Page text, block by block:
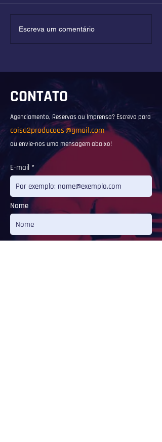
Entrevista para a Rádio
Studio FKM
Escreva um comentário
CONTATO
Agenciamento, Reservas ou Imprensa? Escreva para
coisa2producoes@gmail.com
ou envie-nos uma mensagem abaixo!
E-mail
Nome
Mensagem